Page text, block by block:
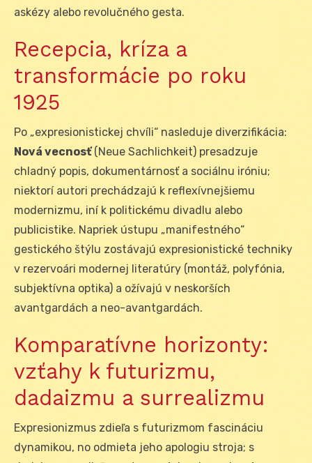
askézy alebo revolučného gesta.
Recepcia, kríza a
transformácie po roku
1925
Po „expresionistickej chvíli“ nasleduje diverzifikácia:
Nová vecnosť(Neue Sachlichkeit) presadzuje
chladný popis, dokumentárnosť a sociálnu iróniu;
niektorí autori prechádzajú k reflexívnejšiemu
modernizmu, iní k politickému divadlu alebo
publicistike. Napriek ústupu „manifestného“
gestického štýlu zostávajú expresionistické techniky
v rezervoári modernej literatúry (montáž, polyfónia,
subjektívna optika) a ožívajú v neskorších
avantgardách a neo-avantgardách.
Komparatívne horizonty:
vzťahy k futurizmu,
dadaizmu a surrealizmu
Expresionizmus zdieľa s futurizmom fascináciu
dynamikou, no odmieta jeho apologiu stroja; s